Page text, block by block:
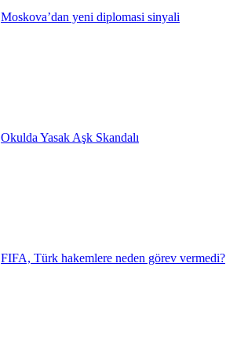
Moskova’dan yeni diplomasi sinyali
Okulda Yasak Aşk Skandalı
FIFA, Türk hakemlere neden görev vermedi?